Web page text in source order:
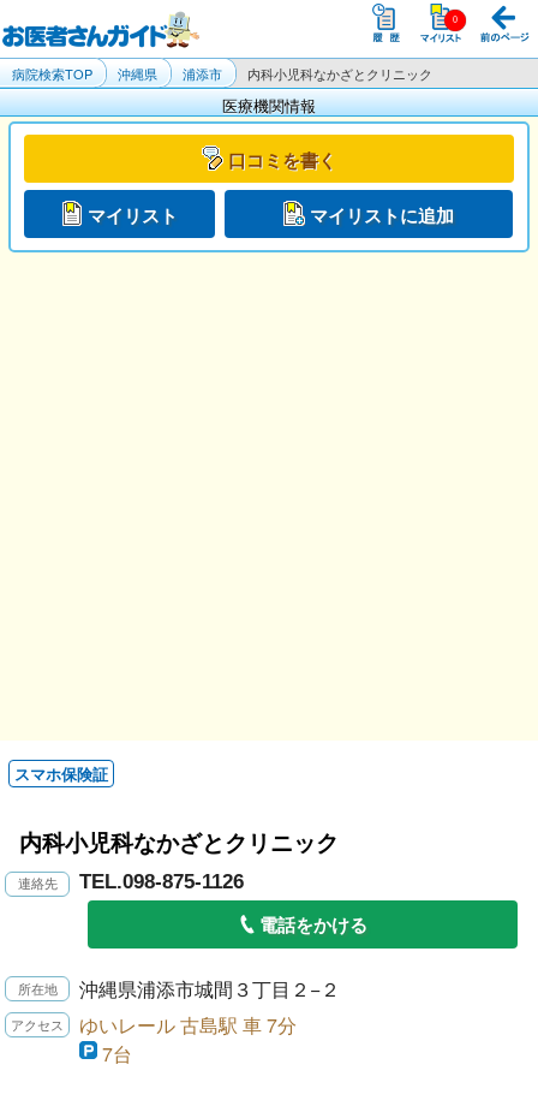
病院検索TOP 沖縄県 浦添市 内科小児科なかざとクリニック
医療機関情報
口コミを書く
マイリスト マイリストに追加
スマホ保険証
内科小児科なかざとクリニック
TEL.098-875-1126
電話をかける
沖縄県浦添市城間３丁目２−２
ゆいレール 古島駅 車 7分
7台